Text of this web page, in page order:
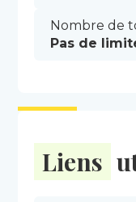
Nombre de
Pas de
Liens